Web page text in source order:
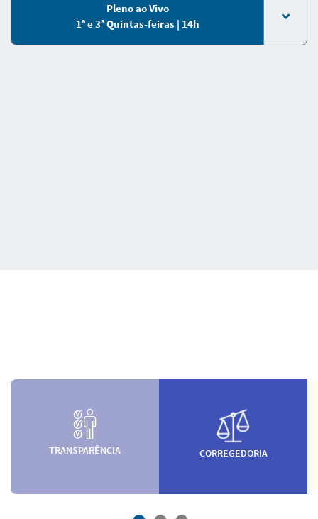
Pleno ao Vivo
1ª e 3ª Quintas-feiras | 14h
TRANSPARÊNCIA CORREGEDORIA